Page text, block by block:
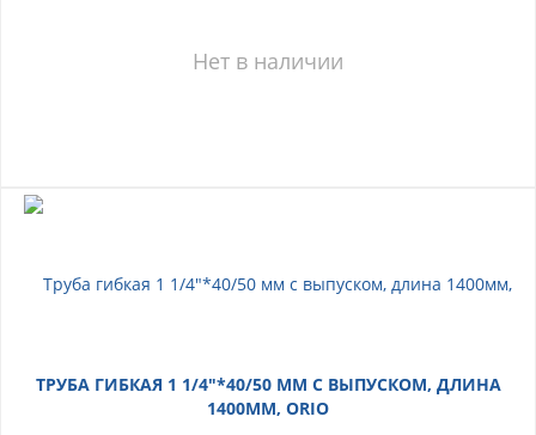
Нет в наличии
ТРУБА ГИБКАЯ 1 1/4"*40/50 ММ С ВЫПУСКОМ, ДЛИНА
1400ММ, ORIO